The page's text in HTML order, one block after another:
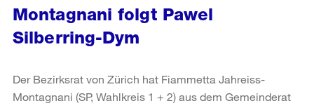
Montagnani folgt Pawel
Silberring-Dym
Der Bezirksrat von Zürich hat Fiammetta Jahreiss-
Montagnani (SP, Wahlkreis 1 + 2) aus dem Gemeinderat